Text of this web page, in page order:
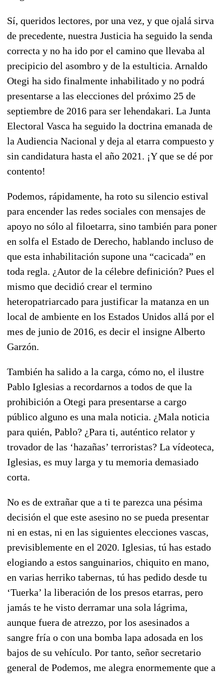
Sí, queridos lectores, por una vez, y que ojalá sirva
de precedente, nuestra Justicia ha seguido la senda
correcta y no ha ido por el camino que llevaba al
precipicio del asombro y de la estulticia. Arnaldo
Otegi ha sido finalmente inhabilitado y no podrá
presentarse a las elecciones del próximo 25 de
septiembre de 2016 para ser lehendakari. La Junta
Electoral Vasca ha seguido la doctrina emanada de
la Audiencia Nacional y deja al etarra compuesto y
sin candidatura hasta el año 2021. ¡Y que se dé por
contento!
Podemos, rápidamente, ha roto su silencio estival
para encender las redes sociales con mensajes de
apoyo no sólo al filoetarra, sino también para poner
en solfa el Estado de Derecho, hablando incluso de
que esta inhabilitación supone una “cacicada” en
toda regla. ¿Autor de la célebre definición? Pues el
mismo que decidió crear el termino
heteropatriarcado para justificar la matanza en un
local de ambiente en los Estados Unidos allá por el
mes de junio de 2016, es decir el insigne Alberto
Garzón.
También ha salido a la carga, cómo no, el ilustre
Pablo Iglesias a recordarnos a todos de que la
prohibición a Otegi para presentarse a cargo
público alguno es una mala noticia. ¿Mala noticia
para quién, Pablo? ¿Para ti, auténtico relator y
trovador de las ‘hazañas’ terroristas? La vídeoteca,
Iglesias, es muy larga y tu memoria demasiado
corta.
No es de extrañar que a ti te parezca una pésima
decisión el que este asesino no se pueda presentar
ni en estas, ni en las siguientes elecciones vascas,
previsiblemente en el 2020. Iglesias, tú has estado
elogiando a estos sanguinarios, chiquito en mano,
en varias herriko tabernas, tú has pedido desde tu
‘Tuerka’ la liberación de los presos etarras, pero
jamás te he visto derramar una sola lágrima,
aunque fuera de atrezzo, por los asesinados a
sangre fría o con una bomba lapa adosada en los
bajos de su vehículo. Por tanto, señor secretario
general de Podemos, me alegra enormemente que a